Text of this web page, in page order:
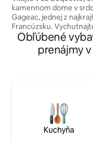
kamennom dome v
Gageac, jednej z
Francúzsku.
výhľad na údolie
kaviarne, obchody a
rieke. Z domu sledujte
všetko v upokojujúcej
Nachádza sa v blízkosti
Beynacu a ďalších miest
základným miestom
Obľúbené
prenájmy
Kuchyňa